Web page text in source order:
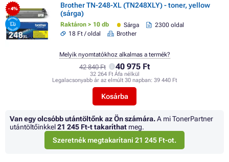
- 4%
Brother TN-248-XL (TN248XLY) - toner, yellow
(sárga)
Raktáron > 10 db Sárga
2300 oldal
18 Ft / oldal
Brother
42 840 Ft 40 975 Ft
32 264 Ft Áfa nélkül
Legalacsonyabb ár az elmúlt 30 napban: 39 440 Ft
Kosárba
Melyik nyomtatókhoz alkalmas a termék?
Van egy olcsóbb utántöltőnk az Ön számára.A mi TonerPartner
utántöltőinkkel21 245 Ft-t takaríthat meg.
Szeretnék megtakarítani 21 245 Ft-ot.